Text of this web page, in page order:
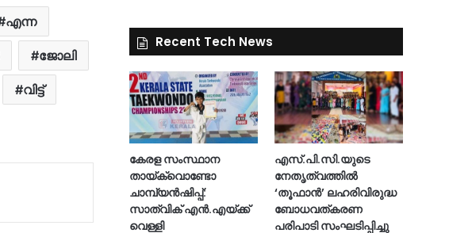
എന്ന
ജോലി
വിട്ട്
Recent Tech News
കേരള സംസ്ഥാന
തായ്‌ക്വൊണ്ടോ
ചാമ്പ്യൻഷിപ്പ്:
സാത്വിക് എൻ.എയ്ക്ക്
വെള്ളി
എസ്.പി.സി.യുടെ
നേതൃത്വത്തിൽ
‘തൂഫാൻ’ ലഹരിവിരുദ്ധ
ബോധവത്കരണ
പരിപാടി സംഘടിപ്പിച്ചു